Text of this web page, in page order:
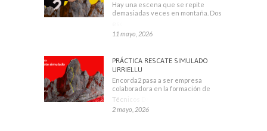
Hay una escena que se repite
demasiadas veces en montaña. Dos
11 mayo, 2026
PRÁCTICA RESCATE SIMULADO
URRIELLU
Encorda2 pasa a ser empresa
colaboradora en la formación de
Técnicos Deportivos
2 mayo, 2026